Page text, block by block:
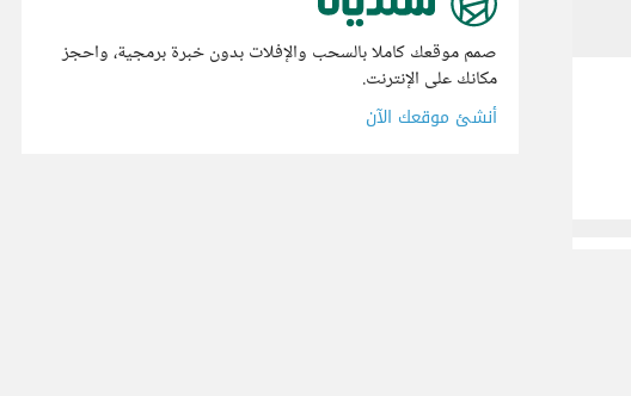
صمم موقعك كاملا بالسحب والإفلات بدون خبرة برمجية، واحجز
مكانك على الإنترنت.
أنشئ موقعك الآن